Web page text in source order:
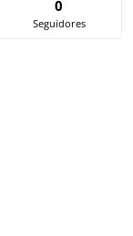
0
Seguidores